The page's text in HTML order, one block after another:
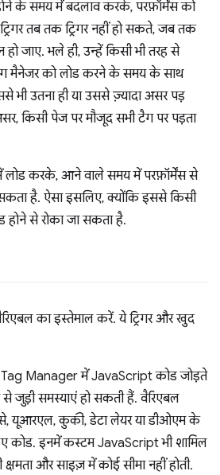
के समय में बदलाव करके, परफ़ॉर्मेंस को
तब तक ट्रिगर नहीं हो सकते, जब तक
जाए. भले ही, उन्हें किसी भी तरह से
मैनेजर को लोड करने के समय के साथ
भी उतना ही या उससे ज़्यादा असर पड़
किसी पेज पर मौजूद सभी टैग पर पड़ता
लोड करके, आने वाले समय में परफ़ॉर्मेंस से
है. ऐसा इसलिए, क्योंकि इससे किसी
से रोका जा सकता है.
का इस्तेमाल करें. ये ट्रिगर और खुद
Tag Manager में JavaScript कोड जोड़ते
जुड़ी समस्याएं हो सकती हैं. वैरिएबल
यूआरएल, कुकी, डेटा लेयर या डीओएम के
कोड. इनमें कस्टम JavaScript भी शामिल
और साइज़ में कोई सीमा नहीं होती.